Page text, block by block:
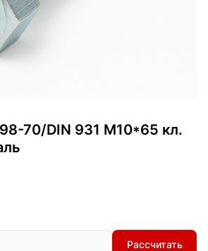
70/DIN 931 М10*65 кл.
Рассчитать